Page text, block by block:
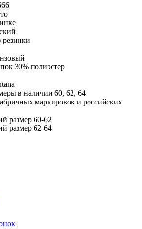
резинки
30% полиэстер
в наличии 60, 62, 64
маркировок и российских
размер 60-62
размер 62-64